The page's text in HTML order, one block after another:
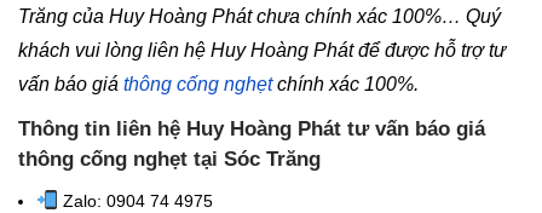
Trăng của Huy Hoàng Phát chưa chính xác 100%… Quý
khách vui lòng liên hệ Huy Hoàng Phát để được hỗ trợ tư
vấn báo giá thông cống nghẹtchính xác 100%.
Thông tin liên hệ Huy Hoàng Phát tư vấn báo giá
thông cống nghẹt tại Sóc Trăng
Zalo: 0904 74 4975